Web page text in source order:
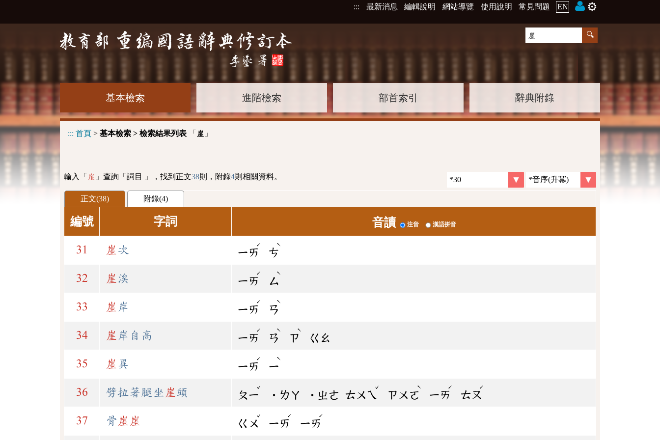
::: 最新消息 編輯說明 網站導覽 使用說明 常見問題 EN ⚙️
基本檢索 進階檢索 部首索引 辭典附錄
::: 首頁 > 基本檢索 > 檢索結果列表 「 崖 」
輸入「 崖 」查詢「詞目 」，找到正文38則，附錄4則相關資料。
正文(38) 附錄(4)
編號 字詞 音讀 注音 漢語拼音
31 崖 次 ㄧㄞ
ˊ
ㄘ
ˋ
32 崖 涘 ㄧㄞ
ˊ
ㄙ
ˋ
33 崖 岸 ㄧㄞ
ˊ
ㄢ
ˋ
34 崖 岸自高 ㄧㄞ
ˊ
ㄢ
ˋ
ㄗ
ˋ
ㄍㄠ
35 崖 異 ㄧㄞ
ˊ
ㄧ
ˋ
36 劈拉著腿坐 崖 頭 ㄆㄧ
ˇ
˙ㄌㄚ ˙ㄓㄜ ㄊㄨㄟ
ˇ
ㄗㄨㄛ
ˋ
ㄧㄞ
ˊ
ㄊㄡ
ˊ
37 骨 崖 崖 ㄍㄨ
ˇ
ㄧㄞ
ˊ
ㄧㄞ
ˊ